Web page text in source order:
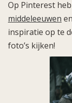
Op Pinterest
middeleeuwen
inspiratie op te
foto’s kijken!